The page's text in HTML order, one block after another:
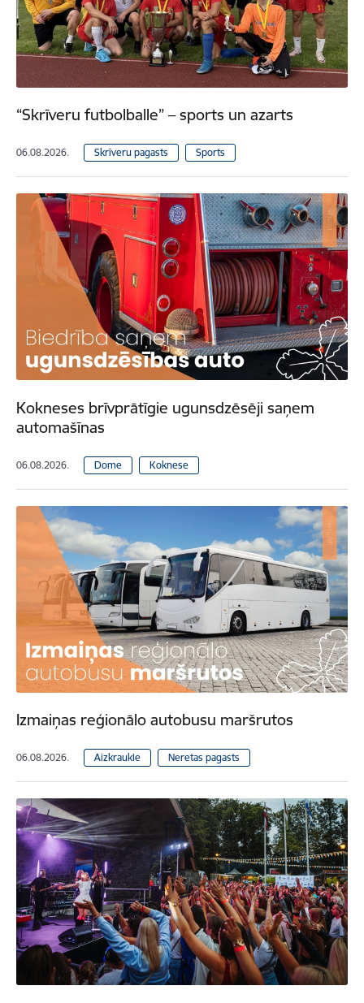
“Skrīveru futbolballe” – sports un azarts
06.08.2026. Skrīveru pagasts Sports
Kokneses brīvprātīgie ugunsdzēsēji saņem
automašīnas
06.08.2026. Dome Koknese
Izmaiņas reģionālo autobusu maršrutos
06.08.2026. Aizkraukle Neretas pagasts